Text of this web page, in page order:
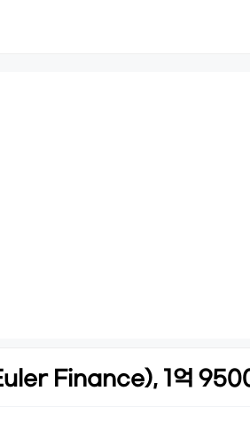
Finance), 1억